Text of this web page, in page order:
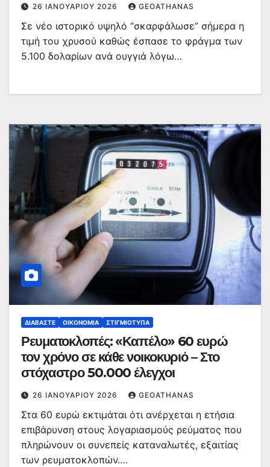
26 ΙΑΝΟΥΑΡΊΟΥ 2026 GEOATHANAS
Σε νέο ιστορικό υψηλό “σκαρφάλωσε” σήμερα η
τιμή του χρυσού καθώς έσπασε το φράγμα των
5.100 δολαρίων ανά ουγγιά λόγω…
ΔΙΑΒΆΣΤΕ ΟΙΚΟΝΟΜΊΑ ΣΤΙΓΜΙΌΤΥΠΑ
Ρευματοκλοπές: «Καπέλο» 60 ευρώ
τον χρόνο σε κάθε νοικοκυριό – Στο
στόχαστρο 50.000 έλεγχοι
26 ΙΑΝΟΥΑΡΊΟΥ 2026 GEOATHANAS
Στα 60 ευρώ εκτιμάται ότι ανέρχεται η ετήσια
επιβάρυνση στους λογαριασμούς ρεύματος που
πληρώνουν οι συνεπείς καταναλωτές, εξαιτίας
των ρευματοκλοπών.…